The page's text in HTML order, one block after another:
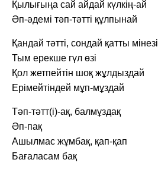
Қылығыңа сай айдай күлкің-ай
Әп-әдемі тәп-тәтті құлпынай
Қандай тәтті, сондай қатты мінезі
Тым ерекше гүл өзі
Қол жетпейтін шоқ жұлдыздай
Ерімейтіндей мұп-мұздай
Тәп-тәтт(і)-ақ, балмұздақ
Әп-пақ
Ашылмас жұмбақ, қап-қап
Бағаласам бақ